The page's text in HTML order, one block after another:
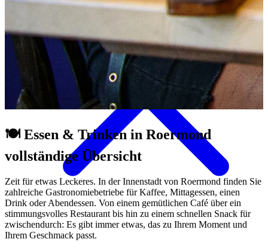
Aktivitäten & Kultur
🍽️ Essen & Trinken in Roermond
vollständige Übersicht
Zeit für etwas Leckeres. In der Innenstadt von Roermond finden Sie
zahlreiche Gastronomiebetriebe für Kaffee, Mittagessen, einen
Drink oder Abendessen. Von einem gemütlichen Café über ein
stimmungsvolles Restaurant bis hin zu einem schnellen Snack für
zwischendurch: Es gibt immer etwas, das zu Ihrem Moment und
Ihrem Geschmack passt.